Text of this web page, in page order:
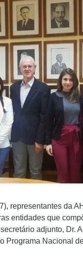
representantes da
entidades que
adjunto, Dr.
Programa Nacional